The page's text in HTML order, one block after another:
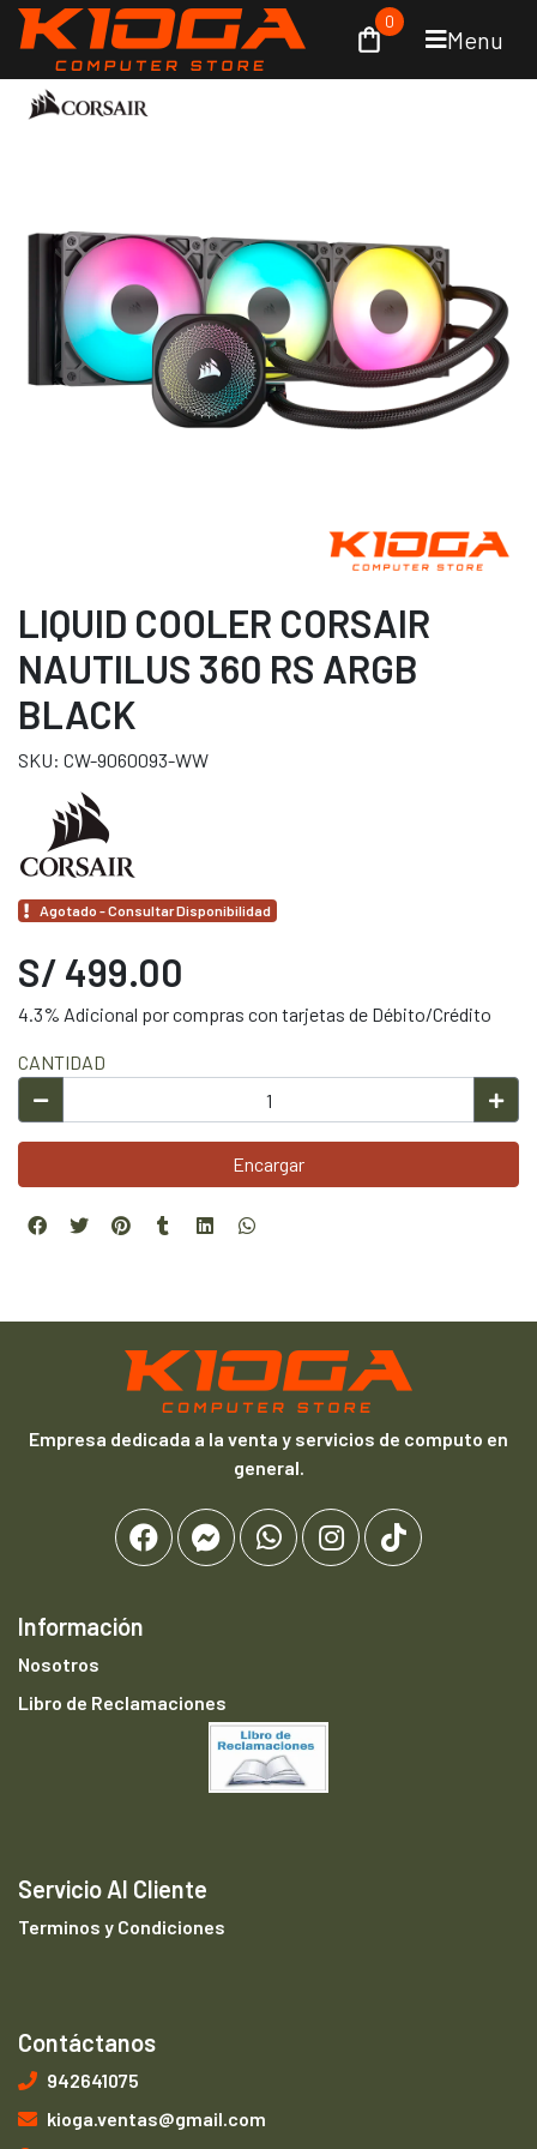
Menu
0
LIQUID COOLER CORSAIR
NAUTILUS 360 RS ARGB
BLACK
SKU: CW-9060093-WW
Agotado - Consultar Disponibilidad
S/ 499.00
4.3% Adicional por compras con tarjetas de Débito/Crédito
CANTIDAD
Encargar
Empresa dedicada a la venta y servicios de computo en
general.
Información
Nosotros
Libro de Reclamaciones
Servicio Al Cliente
Terminos y Condiciones
Contáctanos
942641075
kioga.ventas@gmail.com